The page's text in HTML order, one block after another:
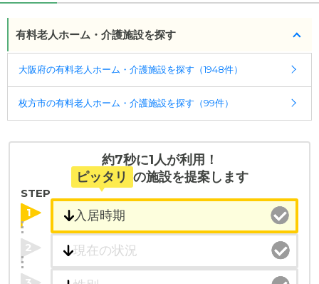
洗濯機がお部屋にない場合一回200円くらいかかり
ます。乾燥機を使う場合もお金がかかります。
有料老人ホーム・介護施設を探す
大阪府の有料老人ホーム・介護施設を探す（1948件）
枚方市の有料老人ホーム・介護施設を探す（99件）
約7秒に1人が利用！
ピッタリ の施設を提案します
STEP
1
2